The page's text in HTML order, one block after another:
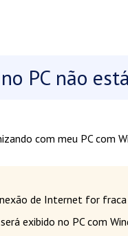
PC não
com meu PC com
de Internet for
exibido no PC com